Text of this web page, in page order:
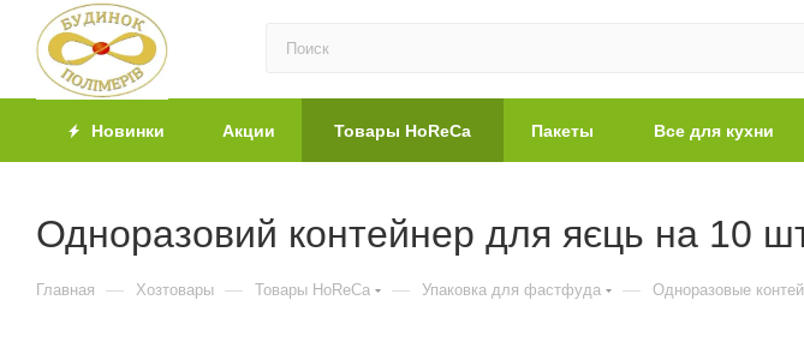
Новинки Акции Товары HoReCa Пакеты Все для кухни
Одноразовий контейнер для яєць на 10
Главная — Хозтовары — Товары HoReCa — Упаковка для фастфуда — Одноразовые